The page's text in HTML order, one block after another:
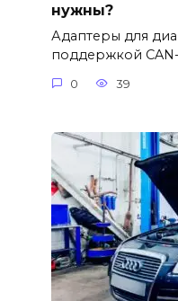
нужны?
Адаптеры для
поддержкой
0 39